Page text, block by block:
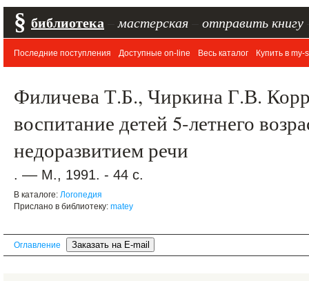
§ библиотека мастерская отправить книгу
Последние поступления Доступные on-line Весь каталог Купить в my-
Филичева Т.Б., Чиркина Г.В.
воспитание детей 5-летнего
недоразвитием речи
. –– М., 1991. - 44 с.
В каталоге: Логопедия
Прислано в библиотеку: matey
Оглавление